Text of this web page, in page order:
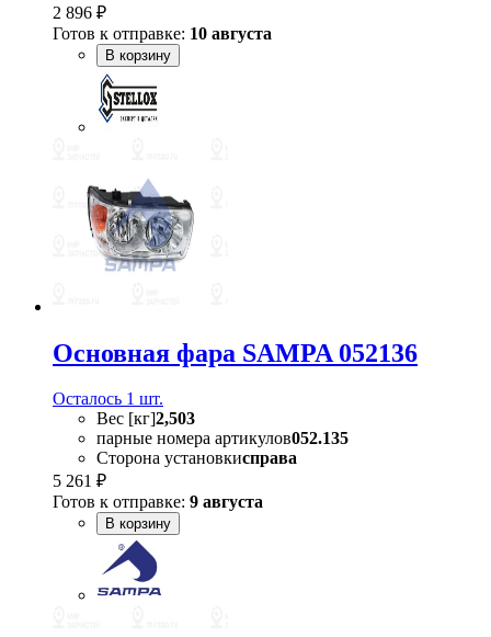
2 896 ₽
Готов к отправке: 10 августа
В корзину
Основная фара SAMPA 052136
Осталось 1 шт.
Вес [кг]2,503
парные номера артикулов052.135
Сторона установкисправа
5 261 ₽
Готов к отправке: 9 августа
В корзину